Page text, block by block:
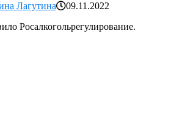
Лагутина
09.11.2022
Росалкогольрегулирование.